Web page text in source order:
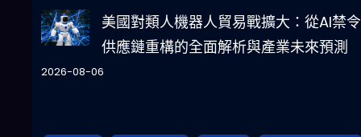
美國對類人機器人貿易戰擴大：從AI禁
供應鏈重構的全面解析與產業未來預測
2026-08-06